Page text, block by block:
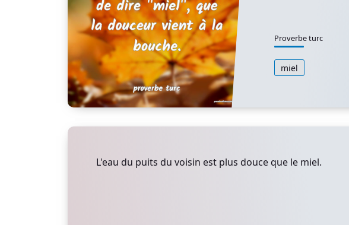
Proverbe turc
miel
L'eau du puits du voisin est plus douce que le miel.